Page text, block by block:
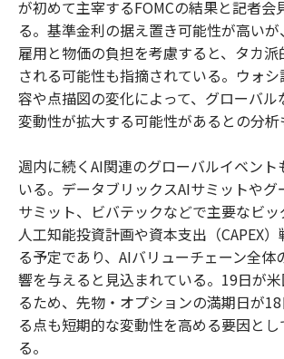
が初めて主宰するFOMCの結果と記者会
る。基準金利の据え置き可能性が高い
雇用と物価の負担を考慮すると、タカ
される可能性も指摘されている。ウォ
容や点描図の変化によって、グローバル
変動性が拡大する可能性があるとの分析
週内に続くAI関連のグローバルイベント
いる。データブリックスAIサミットやグ
サミット、ビバテックなどで主要なビ
人工知能投資計画や資本支出（CAPEX
る予定であり、AIバリューチェーン全体
響を与えると見込まれている。19日が
るため、先物・オプションの満期日が
る点も短期的な変動性を高める要因と
る。